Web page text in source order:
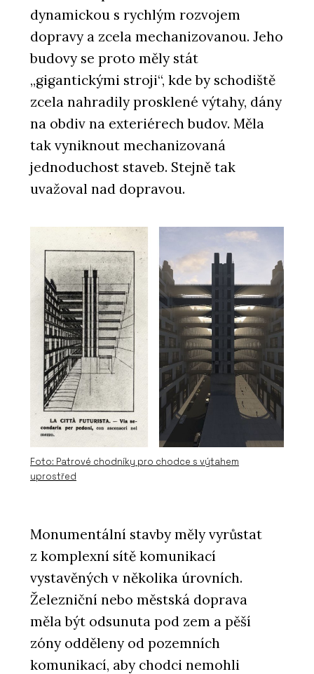
ČLÁNKY
Prosklené příčky Dorsis i tam, kde je
nečekáte
PRODUKTY
Dveře a rámové zárubně FORTIUS
WOODY - Dorsis
dynamickou s rychlým rozvojem
dopravy a zcela mechanizovanou. Jeho
budovy se proto měly stát
„gigantickými stroji“, kde by schodiště
zcela nahradily prosklené výtahy, dány
na obdiv na exteriérech budov. Měla
tak vyniknout mechanizovaná
jednoduchost staveb. Stejně tak
uvažoval nad dopravou.
Foto: Patrové chodníky pro chodce s výtahem
uprostřed
Monumentální stavby měly vyrůstat
z komplexní sítě komunikací
vystavěných v několika úrovních.
Železniční nebo městská doprava
měla být odsunuta pod zem a pěší
zóny odděleny od pozemních
komunikací, aby chodci nemohli